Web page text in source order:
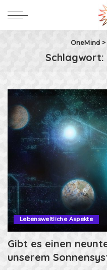
OneMind >
Schlagwort:
Lebensweltliche Aspekte
Gibt es einen
unserem